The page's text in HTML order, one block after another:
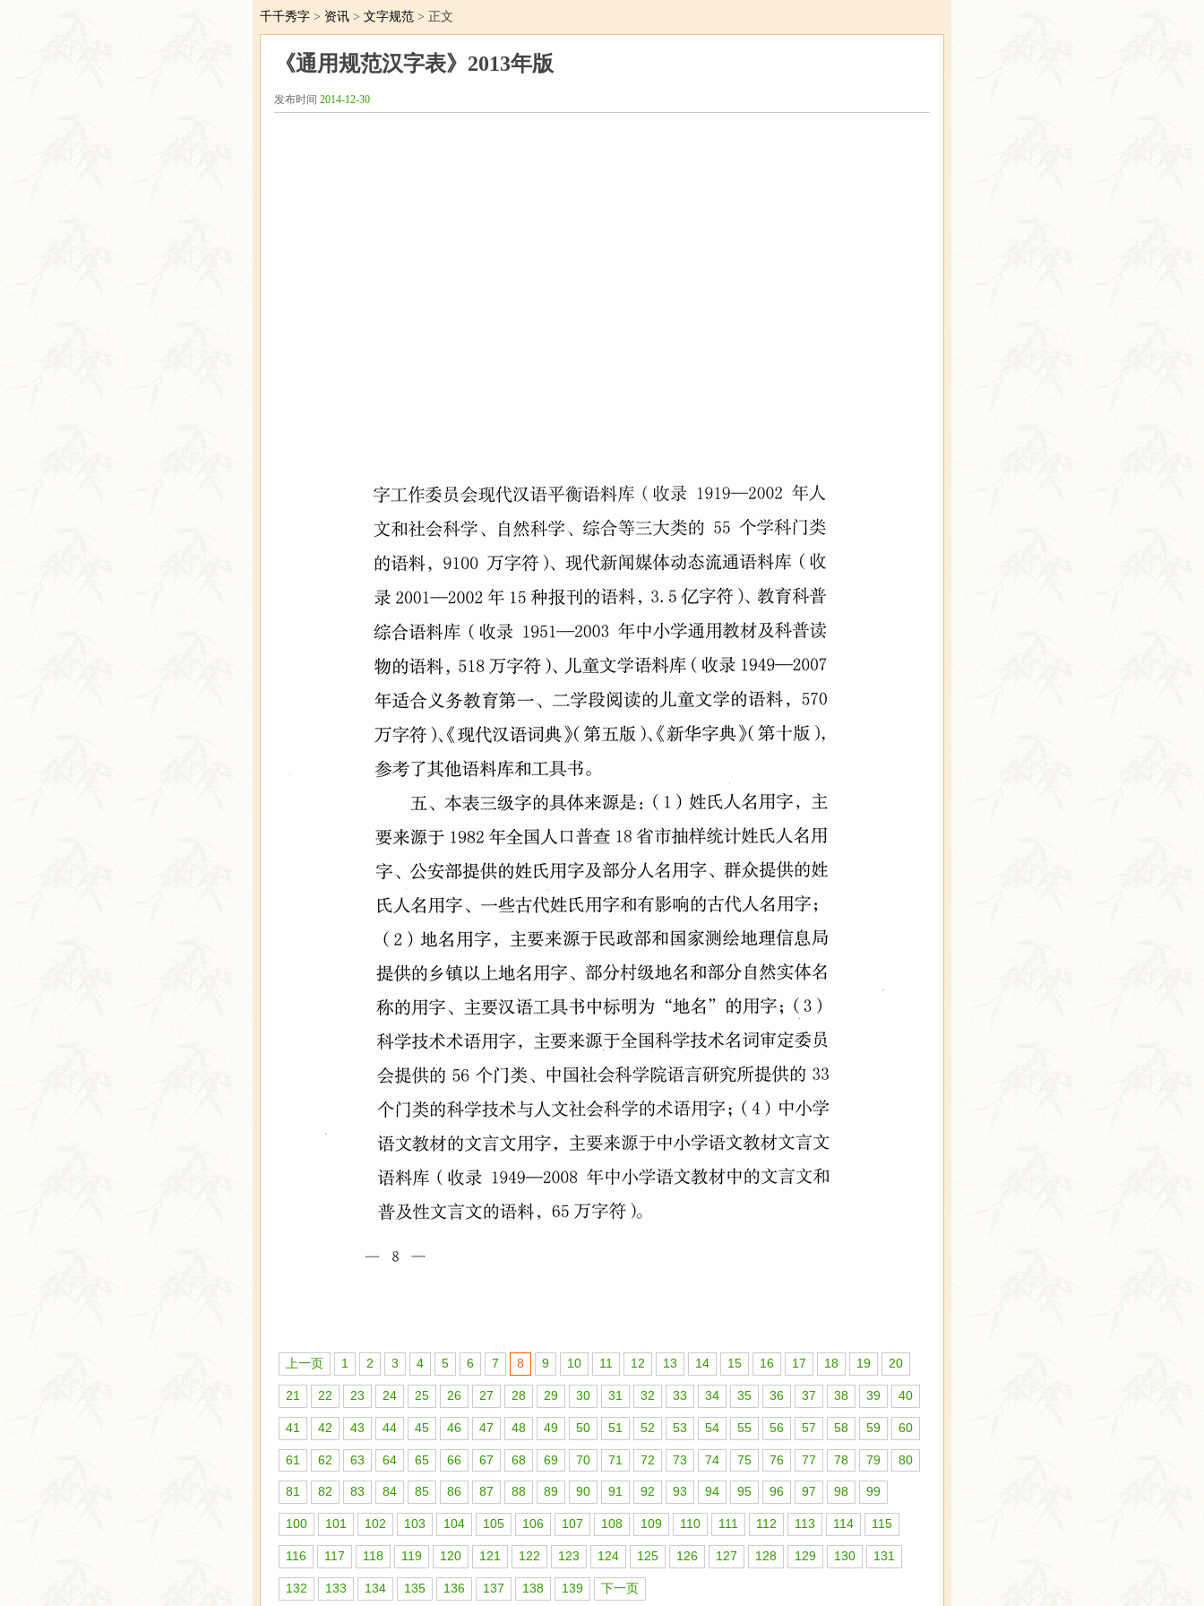
千千秀字> 资讯> 文字规范> 正文
《通用规范汉字表》2013年版
发布时间 2014-12-30
上一页 1 2 3 4 5 6 7 8 9 10 11 12 13 14 15 16 17 18 19 20
21 22 23 24 25 26 27 28 29 30 31 32 33 34 35 36 37 38 39 40
41 42 43 44 45 46 47 48 49 50 51 52 53 54 55 56 57 58 59 60
61 62 63 64 65 66 67 68 69 70 71 72 73 74 75 76 77 78 79 80
81 82 83 84 85 86 87 88 89 90 91 92 93 94 95 96 97 98 99
100 101 102 103 104 105 106 107 108 109 110 111 112 113 114 115
116 117 118 119 120 121 122 123 124 125 126 127 128 129 130 131
132 133 134 135 136 137 138 139 下一页